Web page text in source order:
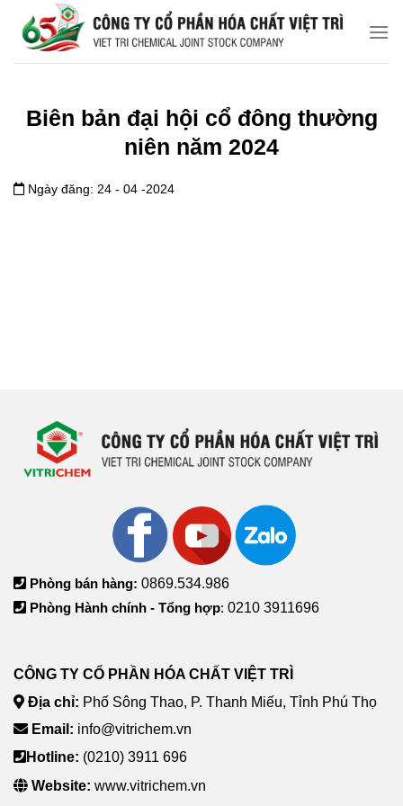
đến
Biên bản đại hội cổ đông thường
niên năm 2024
Ngày đăng: 24 - 04 -2024
Phòng bán hàng: 0869.534.986
Phòng Hành chính - Tổng hợp: 0210 3911696
CÔNG TY CỔ PHẦN HÓA CHẤT VIỆT TRÌ
Địa chỉ: Phố Sông Thao, P. Thanh Miếu, Tỉnh Phú Thọ
Email: info@vitrichem.vn
Hotline: (0210) 3911 696
Website: www.vitrichem.vn